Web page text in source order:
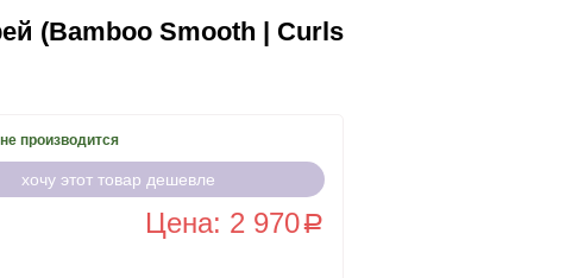
(Bamboo Smooth | Curls
производится
хочу этот товар дешевле
Цена: 2 970a